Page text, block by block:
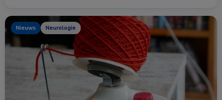
Nieuws Neurologie